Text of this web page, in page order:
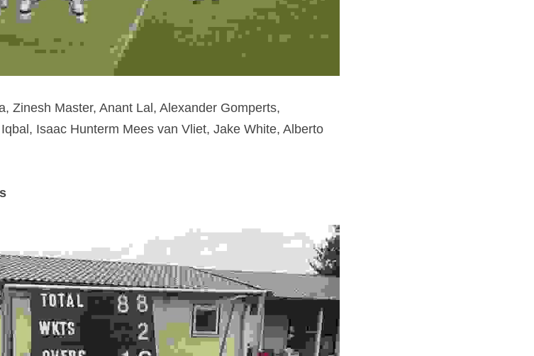
Zinesh Master, Anant Lal, Alexander Gomperts,
Isaac Hunterm Mees van Vliet, Jake White, Alberto